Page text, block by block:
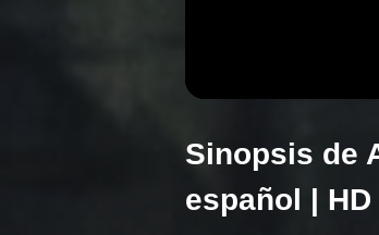
Sinopsis de
español | HD